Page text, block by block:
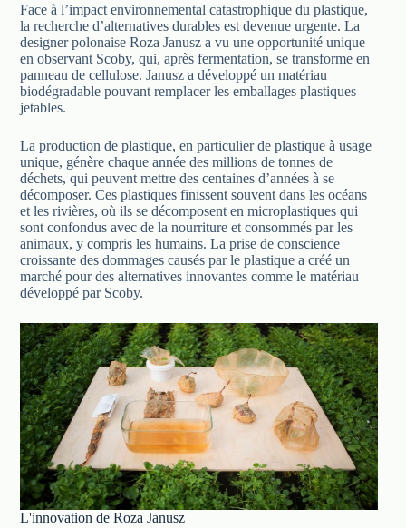
Face à l’impact environnemental catastrophique du plastique,
la recherche d’alternatives durables est devenue urgente. La
designer polonaise Roza Janusz a vu une opportunité unique
en observant Scoby, qui, après fermentation, se transforme en
panneau de cellulose. Janusz a développé un matériau
biodégradable pouvant remplacer les emballages plastiques
jetables.
La production de plastique, en particulier de plastique à usage
unique, génère chaque année des millions de tonnes de
déchets, qui peuvent mettre des centaines d’années à se
décomposer. Ces plastiques finissent souvent dans les océans
et les rivières, où ils se décomposent en microplastiques qui
sont confondus avec de la nourriture et consommés par les
animaux, y compris les humains. La prise de conscience
croissante des dommages causés par le plastique a créé un
marché pour des alternatives innovantes comme le matériau
développé par Scoby.
L'innovation de Roza Janusz